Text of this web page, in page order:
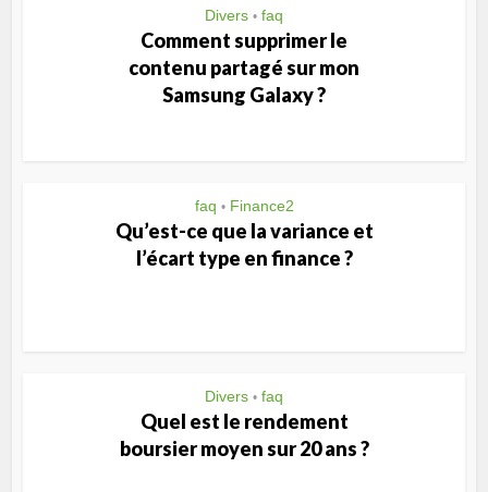
Divers • faq
Comment supprimer le
contenu partagé sur mon
Samsung Galaxy ?
faq • Finance2
Qu’est-ce que la variance et
l’écart type en finance ?
Divers • faq
Quel est le rendement
boursier moyen sur 20 ans ?